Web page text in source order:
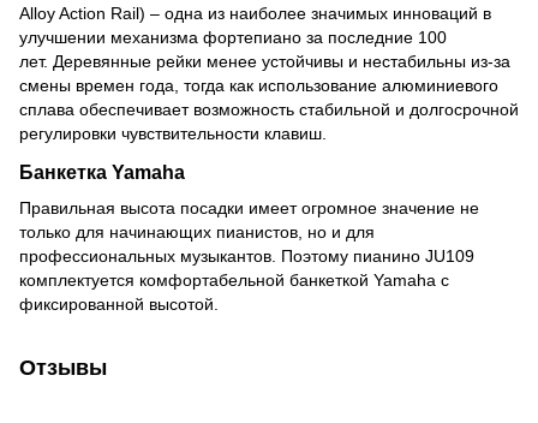
Alloy Action Rail) – одна из наиболее значимых инноваций в
улучшении механизма фортепиано за последние 100
лет. Деревянные рейки менее устойчивы и нестабильны из-за
смены времен года, тогда как использование алюминиевого
сплава обеспечивает возможность стабильной и долгосрочной
регулировки чувствительности клавиш.
Банкетка Yamaha
Правильная высота посадки имеет огромное значение не
только для начинающих пианистов, но и для
профессиональных музыкантов. Поэтому пианино JU109
комплектуется комфортабельной банкеткой Yamaha с
фиксированной высотой.
Отзывы